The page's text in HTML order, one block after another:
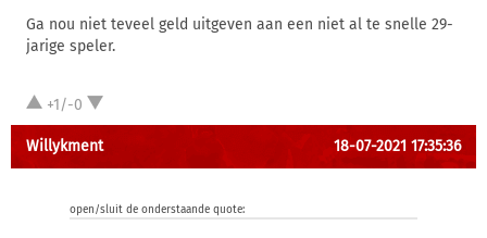
Ga nou niet teveel geld uitgeven aan een niet al te snelle 29-
jarige speler.
+1/-0
Willykment 18-07-2021 17:35:36
open/sluit de onderstaande quote: